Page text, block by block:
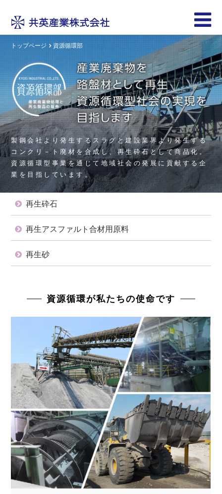
トップページ 資源循環部
製鋼会社より発生するスラグと建設業界より発生する
コンクリ－ト廃材を合成し、再生砕石として商品化。
資源循環型事業を通じて地域社会の発展に貢献する企
業を目指しています。
再生砕石
再生アスファルト合材用原料
再生砂
資源循環が私たちの使命です